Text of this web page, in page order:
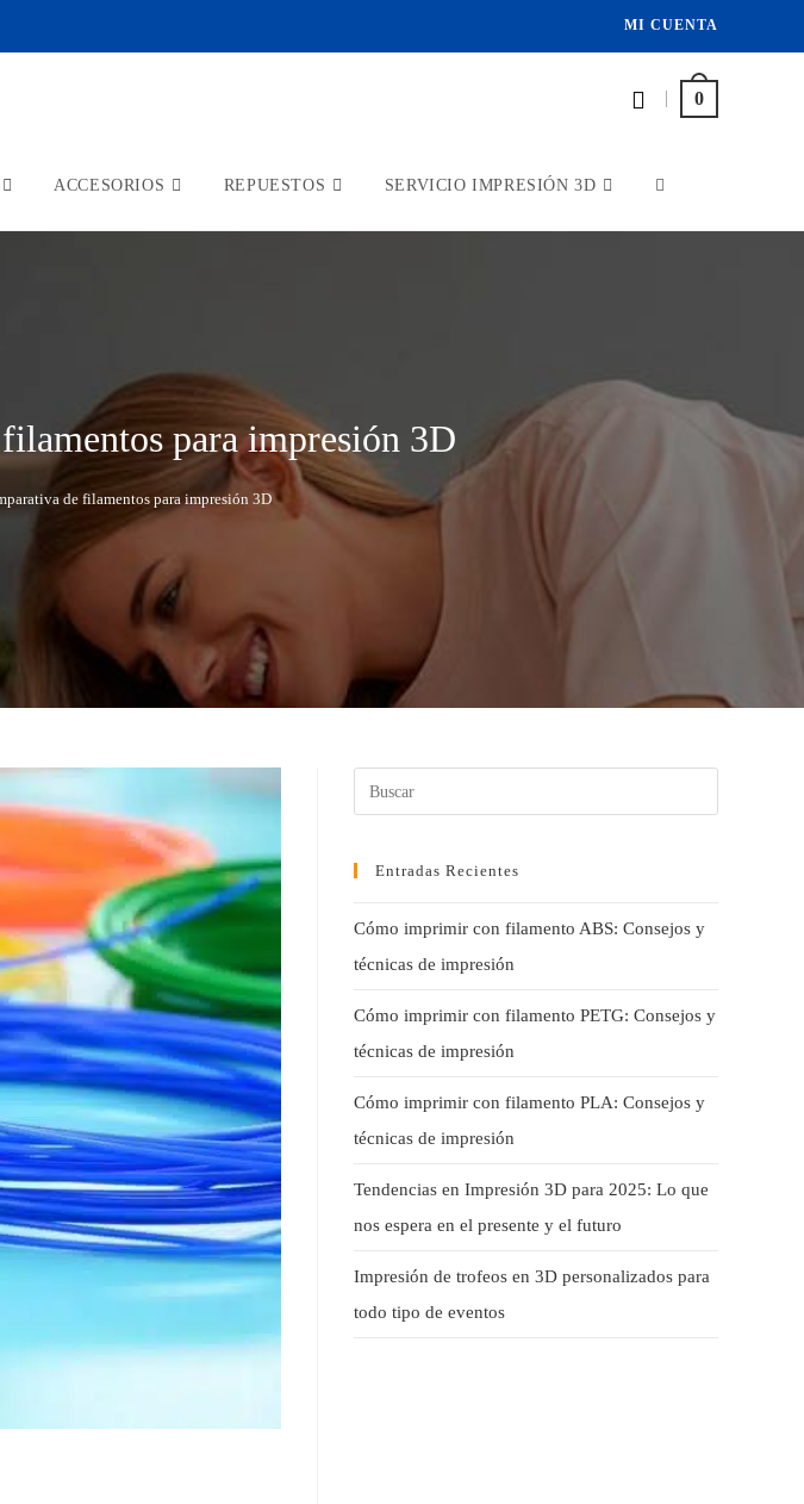
MI CUENTA
| 0
ACCESORIOS REPUESTOS SERVICIO IMPRESIÓN 3D
para impresión 3D
de filamentos para impresión 3D
Entradas Recientes
Cómo imprimir con filamento ABS: Consejos y
técnicas de impresión
Cómo imprimir con filamento PETG: Consejos y
técnicas de impresión
Cómo imprimir con filamento PLA: Consejos y
técnicas de impresión
Tendencias en Impresión 3D para 2025: Lo que
nos espera en el presente y el futuro
Impresión de trofeos en 3D personalizados para
todo tipo de eventos